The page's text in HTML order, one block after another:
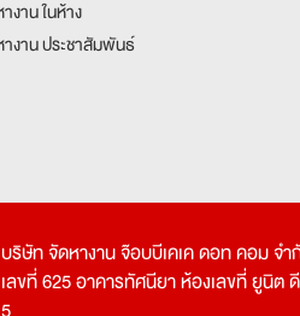
งาน ในห้าง
งาน ประชาสัมพันธ์
บริษัท จัดหางาน จ๊อบบีเคเค ดอท คอม จำ
เลขที่ 625 อาคารทัศนียา ห้องเลขที่ ยูนิต